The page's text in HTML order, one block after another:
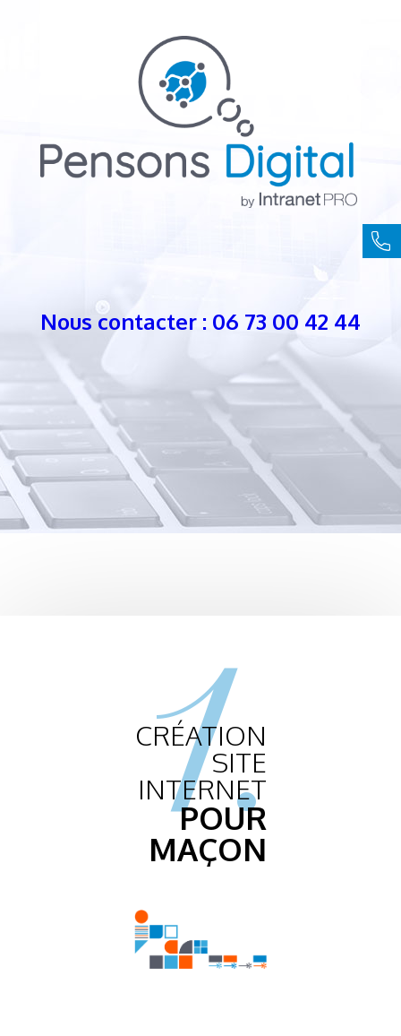
Nous contacter : 06 73 00 42 44
1.
CRÉATION
SITE
INTERNET
POUR
MAÇON